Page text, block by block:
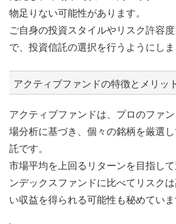
物足りない可能性があります。
ご自身の投資スタイルやリスク許容
で、投資信託の選択を行うようにしま
アクティブファンドの特徴とメリッ
アクティブファンドは、プロのファ
場分析に基づき、個々の銘柄を厳選
託です。
市場平均を上回るリターンを目指し
ンデックスファンドに比べてリスク
い収益を得られる可能性も秘めていま